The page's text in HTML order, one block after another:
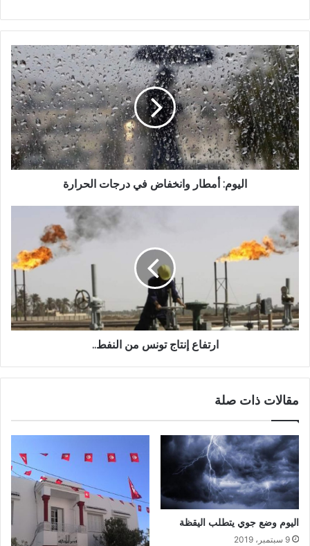
اليوم: أمطار وانخفاض في درجات الحرارة
ارتفاع إنتاج تونس من النفط..
مقالات ذات صلة
اليوم وضع جوي يتطلب اليقظة
9 سبتمبر، 2019